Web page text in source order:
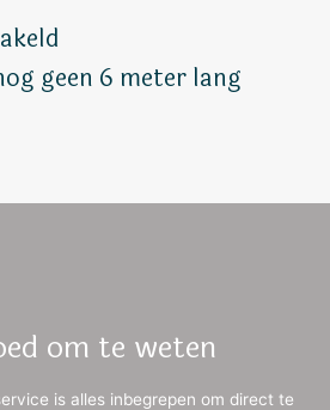
geen 6 meter lang
om te weten
is alles inbegrepen om direct te